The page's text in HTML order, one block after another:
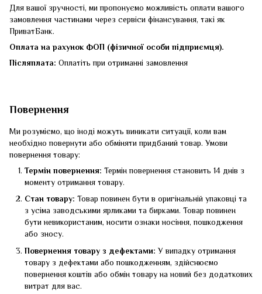
Для вашої зручності, ми пропонуємо можливість оплати вашого
замовлення частинами через сервіси фінансування, такі як
ПриватБанк.
Оплата на рахунок ФОП (фізичної особи підприємця).
Післяплата: Оплатіть при отриманні замовлення
Повернення
Ми розуміємо, що іноді можуть виникати ситуації, коли вам
необхідно повернути або обміняти придбаний товар. Умови
повернення товару:
Термін повернення: Термін повернення становить 14 днів з
моменту отримання товару.
Стан товару: Товар повинен бути в оригінальній упаковці та
з усіма заводськими ярликами та бирками. Товар повинен
бути невикористаним, носити ознаки носіння, пошкодження
або зносу.
Повернення товару з дефектами:У випадку отримання
товару з дефектами або пошкодженням, здійснюємо
повернення коштів або обмін товару на новий без додаткових
витрат для вас.